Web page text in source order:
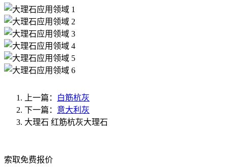
上一篇：
白筋杭灰
下一篇： 意大利灰
大理石 红筋杭灰大理石
索取免费报价